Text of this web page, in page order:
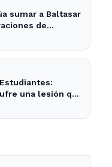
sumar a Baltasar
de
una lesión que